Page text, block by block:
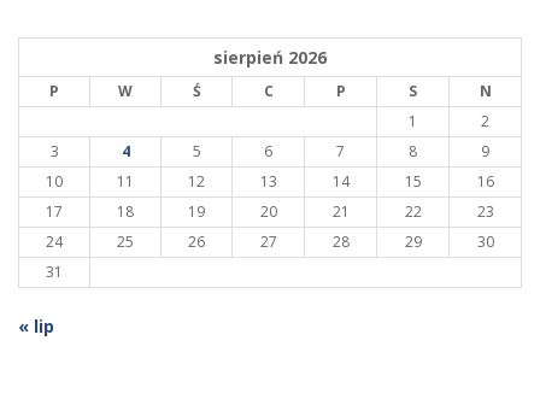
sierpień 2026
P W Ś C P S
N
1
2
3
4 5 6 7 8
9
10
11 12 13 14 15
16
17
18 19 20 21 22
23
24
25 26 27 28 29
30
31
« lip